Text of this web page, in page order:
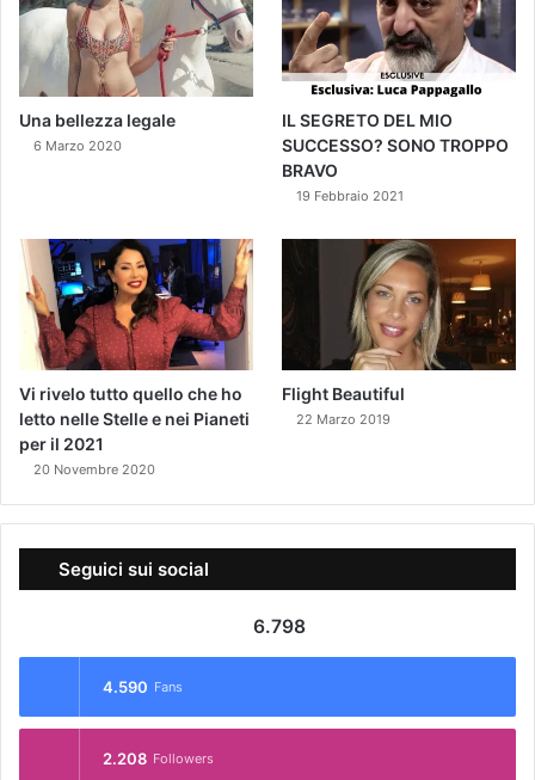
Una bellezza legale
6 Marzo 2020
IL SEGRETO DEL MIO
SUCCESSO? SONO TROPPO
BRAVO
19 Febbraio 2021
Vi rivelo tutto quello che ho
letto nelle Stelle e nei Pianeti
per il 2021
20 Novembre 2020
Flight Beautiful
22 Marzo 2019
Seguici sui social
6.798
4.590 Fans
2.208 Followers